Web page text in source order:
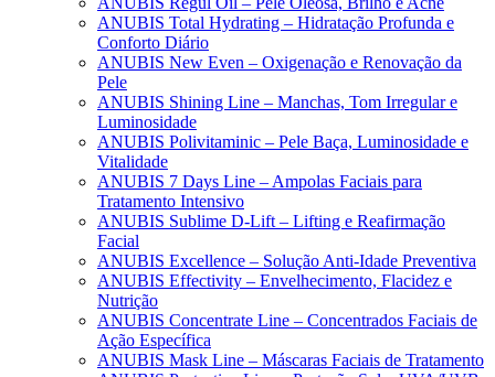
ANUBIS Total Hydrating – Hidratação Profunda e
Conforto Diário
ANUBIS New Even – Oxigenação e Renovação da
Pele
ANUBIS Shining Line – Manchas, Tom Irregular e
Luminosidade
ANUBIS Polivitaminic – Pele Baça, Luminosidade e
Vitalidade
ANUBIS 7 Days Line – Ampolas Faciais para
Tratamento Intensivo
ANUBIS Sublime D-Lift – Lifting e Reafirmação
Facial
ANUBIS Excellence – Solução Anti-Idade Preventiva
ANUBIS Effectivity – Envelhecimento, Flacidez e
Nutrição
ANUBIS Concentrate Line – Concentrados Faciais de
Ação Específica
ANUBIS Mask Line – Máscaras Faciais de Tratamento